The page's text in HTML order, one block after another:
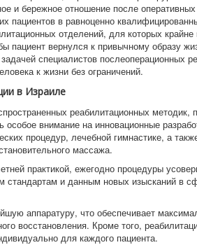
и бережное отношение после
пациентов в равноценно
отделений, для которых
пациент вернулся к привычному образу
специалистов послеоперационных
к жизни без ограничений.
в Израиле
реабилитационных методик,
особое внимание на инновационные
процедур, лечебной гимнастике, а
массажа.
практикой, ежегодно процедуры
стандартам и данным новых изысканий в
аппаратуру, что обеспечивает
восстановления. Кроме того,
для каждого пациента.